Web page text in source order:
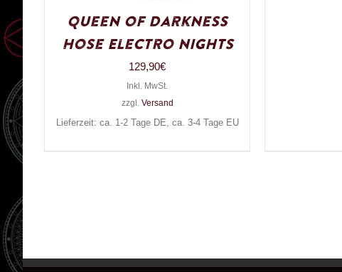
Queen of Darkness
Hose Electro Nights
129,90€
Inkl. MwSt.
zzgl. Versand
Lieferzeit: ca. 1-2 Tage DE, ca. 3-4 Tage EU